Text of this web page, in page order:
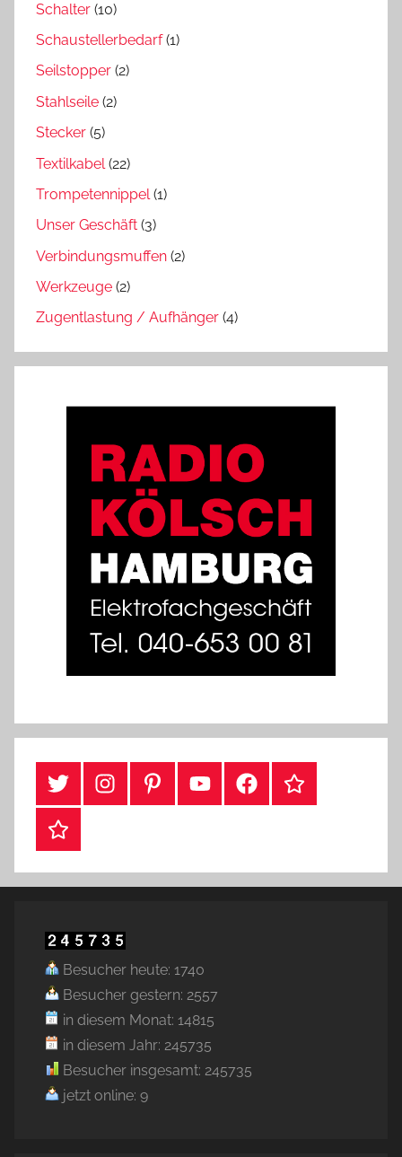
Schalter (10)
Schaustellerbedarf(1)
Seilstopper (2)
Stahlseile (2)
Stecker (5)
Textilkabel (22)
Trompetennippel(1)
Unser Geschäft (3)
Verbindungsmuffen (2)
Werkzeuge (2)
Zugentlastung / Aufhänger (4)
#TwitterInstagramPinterestYouTubeFacebookTikTok
Webshop
Besucher heute: 1740
Besucher gestern: 2557
in diesem Monat: 14815
in diesem Jahr: 245735
Besucher insgesamt: 245735
jetzt online: 9